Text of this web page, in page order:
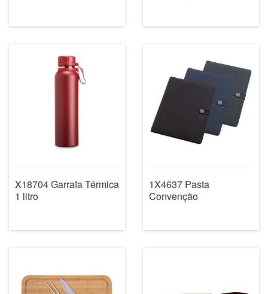
X18704 Garrafa Térmica
1 litro
1X4637 Pasta
Convenção